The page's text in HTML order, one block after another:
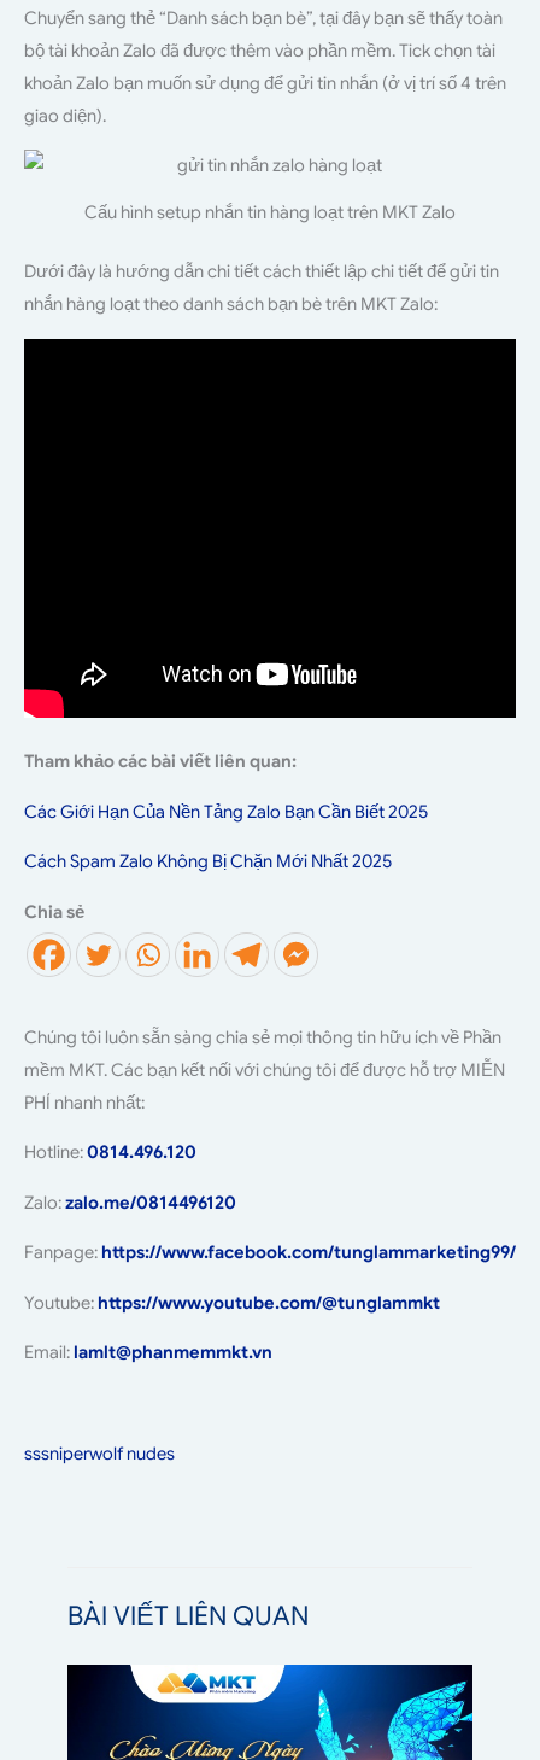
Chuyển sang thẻ “Danh sách bạn bè”, tại đây bạn sẽ thấy toàn
bộ tài khoản Zalo đã được thêm vào phần mềm. Tick chọn tài
khoản Zalo bạn muốn sử dụng để gửi tin nhắn (ở vị trí số 4 trên
giao diện).
Cấu hình setup nhắn tin hàng loạt trên MKT Zalo
Dưới đây là hướng dẫn chi tiết cách thiết lập chi tiết để gửi tin
nhắn hàng loạt theo danh sách bạn bè trên MKT Zalo:
Tham khảo các bài viết liên quan:
Các Giới Hạn Của Nền Tảng Zalo Bạn Cần Biết 2025
Cách Spam Zalo Không Bị Chặn Mới Nhất 2025
Chia sẻ
Chúng tôi luôn sẵn sàng chia sẻ mọi thông tin hữu ích về Phần
mềm MKT. Các bạn kết nối với chúng tôi để được hỗ trợ MIỄN
PHÍ nhanh nhất:
Hotline:0814.496.120
Zalo:zalo.me/0814496120
Fanpage: https://www.facebook.com/tunglammarketing99/
Youtube: https://www.youtube.com/@tunglammkt
Email: lamlt@phanmemmkt.vn
sssniperwolf nudes
BÀI VIẾT LIÊN QUAN